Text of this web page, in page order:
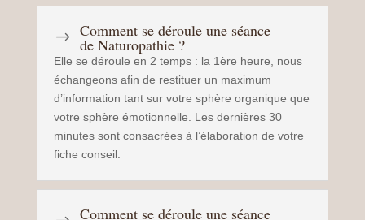
$ Comment se déroule une séance
de Naturopathie ?
Elle se déroule en 2 temps : la 1ère heure, nous
échangeons afin de restituer un maximum
d’information tant sur votre sphère organique que
votre sphère émotionnelle. Les dernières 30
minutes sont consacrées à l’élaboration de votre
fiche conseil.
Comment se déroule une séance